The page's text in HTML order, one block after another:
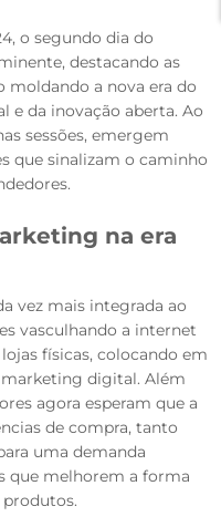
o segundo dia do
destacando as
moldando a nova era do
da inovação aberta. Ao
sessões, emergem
que sinalizam o caminho
na era
vez mais integrada ao
vasculhando a internet
físicas, colocando em
digital. Além
agora esperam que a
de compra, tanto
uma demanda
que melhorem a forma